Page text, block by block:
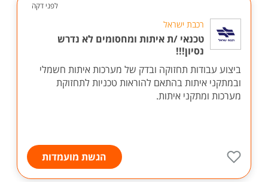
לפני דקה
רכבת ישראל
טכנאי /ת איתות ומחסומים לא נדרש
נסיון!!!
ביצוע עבודות תחזוקה ובדק של מערכות איתות חשמלי
ובמתקני איתות בהתאם להוראות טכניות לתחזוקת
מערכות ומתקני איתות.
הגשת מועמדות